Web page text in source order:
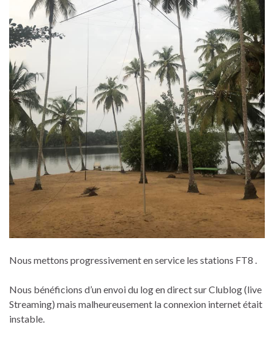
Nous mettons progressivement en service les stations FT8 .
Nous bénéficions d’un envoi du log en direct sur Clublog (live
Streaming) mais malheureusement la connexion internet était
instable.